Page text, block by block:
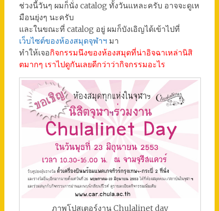
ช่วงนี้วันๆ ผมก็นั่ง catalog ทั้งวันแหละครับ อาจจะดูเห
มือนยุ่งๆ นะครับ
และในขณะที่ catalog อยู่ ผมก็บังเอิญได้เข้าไปที่
เว็บไซต์ของห้องสมุดจุฬาฯ มา
ทำให้เจอกิจกรรมนึงของห้องสมุดที่น่าอิจฉาเหล่านิสิ
ตมากๆ เราไปดูกันเลยดีกว่าว่ากิจกรรมอะไร
ภาพโปสเตอร์งาน Chulalinet day